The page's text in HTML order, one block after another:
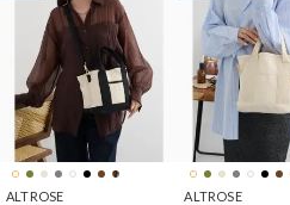
ALTROSE ALTROSE